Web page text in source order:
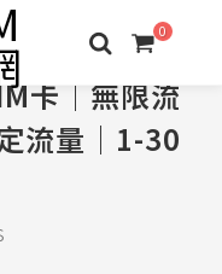
0
卡│無限流
流量│1-30